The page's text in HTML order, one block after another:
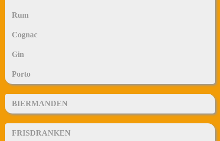
Rum
Cognac
Gin
Porto
BIERMANDEN
FRISDRANKEN